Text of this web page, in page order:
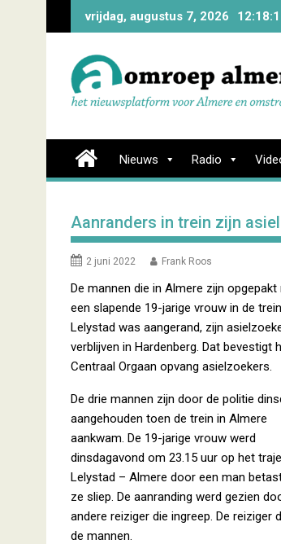
vrijdag, augustus 7, 2026
Nieuws Radio
Aanranders in trein zijn
2 juni 2022 Frank Roos
De mannen die in Almere zijn opgepakt
een slapende 19-jarige vrouw in de
Lelystad was aangerand, zijn
verblijven in Hardenberg. Dat bevestigt
Centraal Orgaan opvang asielzoekers.
De drie mannen zijn door de politie
aangehouden toen de trein in Almere
aankwam. De 19-jarige vrouw werd
dinsdagavond om 23.15 uur op het
Lelystad – Almere door een man
ze sliep. De aanranding werd gezien
andere reiziger die ingreep. De
de mannen.